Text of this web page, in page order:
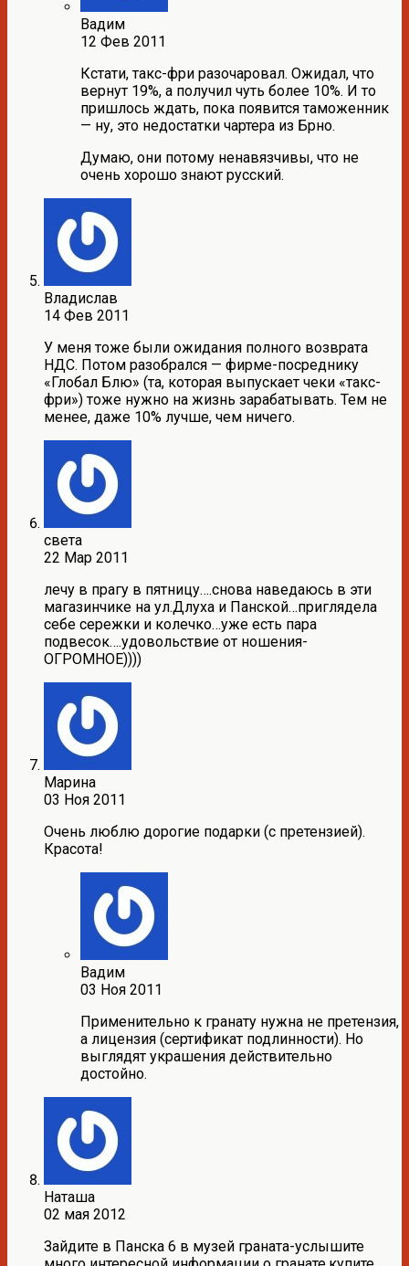
Вадим
12 Фев 2011
Кстати, такс-фри разочаровал. Ожидал, что
вернут 19%, а получил чуть более 10%. И то
пришлось ждать, пока появится таможенник
— ну, это недостатки чартера из Брно.
Думаю, они потому ненавязчивы, что не
очень хорошо знают русский.
Владислав
14 Фев 2011
У меня тоже были ожидания полного возврата
НДС. Потом разобрался — фирме-посреднику
«Глобал Блю» (та, которая выпускает чеки «такс-
фри») тоже нужно на жизнь зарабатывать. Тем не
менее, даже 10% лучше, чем ничего.
света
22 Мар 2011
лечу в прагу в пятницу….снова наведаюсь в эти
магазинчике на ул.Длуха и Панской…приглядела
себе сережки и колечко…уже есть пара
подвесок….удовольствие от ношения-
ОГРОМНОЕ))))
Марина
03 Ноя 2011
Очень люблю дорогие подарки (с претензией).
Красота!
Вадим
03 Ноя 2011
Применительно к гранату нужна не претензия,
а лицензия (сертификат подлинности). Но
выглядят украшения действительно
достойно.
Наташа
02 мая 2012
Зайдите в Панска 6 в музей граната-услышите